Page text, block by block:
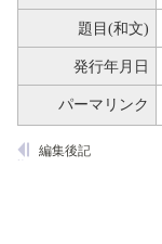
題目(和文)
発行年月日
パーマリンク
編集後記